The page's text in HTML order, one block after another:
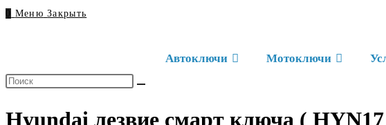
поиска.
0 Меню Закрыть
Автоключи Мотоключи
Поиск
сайте
Hyundai лезвие смарт ключа (